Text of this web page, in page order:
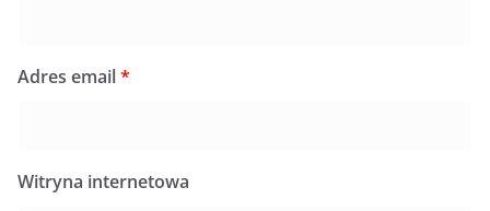
Adres email*
Witryna internetowa